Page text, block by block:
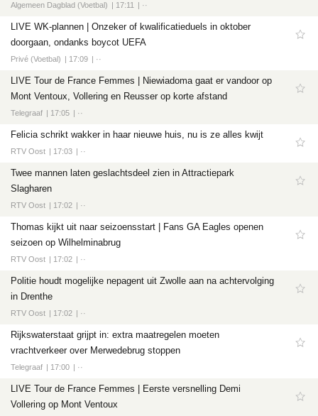
Algemeen Dagblad (Voetbal) 17:11 ··
LIVE WK-plannen | Onzeker of kwalificatieduels in oktober
doorgaan, ondanks boycot UEFA
Privé (Voetbal) 17:09 ··
LIVE Tour de France Femmes | Niewiadoma gaat er vandoor op
Mont Ventoux, Vollering en Reusser op korte afstand
Telegraaf 17:05 ··
Felicia schrikt wakker in haar nieuwe huis, nu is ze alles kwijt
RTV Oost 17:03 ··
Twee mannen laten geslachtsdeel zien in Attractiepark
Slagharen
RTV Oost 17:02 ··
Thomas kijkt uit naar seizoensstart | Fans GA Eagles openen
seizoen op Wilhelminabrug
RTV Oost 17:02 ··
Politie houdt mogelijke nepagent uit Zwolle aan na achtervolging
in Drenthe
RTV Oost 17:02 ··
Rijkswaterstaat grijpt in: extra maatregelen moeten
vrachtverkeer over Merwedebrug stoppen
Telegraaf 17:00 ··
LIVE Tour de France Femmes | Eerste versnelling Demi
Vollering op Mont Ventoux